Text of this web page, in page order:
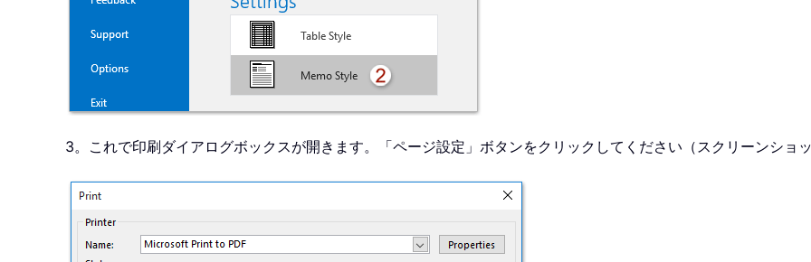
3。これで印刷ダイアログボックスが開きます。「ページ設定」ボタンをクリックしてください（スクリーンショッ